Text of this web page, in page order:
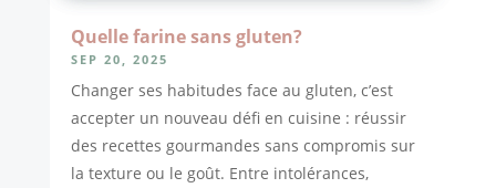
Quelle farine sans gluten?
SEP 20, 2025
Changer ses habitudes face au gluten, c’est
accepter un nouveau défi en cuisine : réussir
des recettes gourmandes sans compromis sur
la texture ou le goût. Entre intolérances,